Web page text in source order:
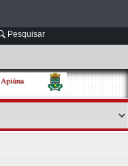
Pesquisar